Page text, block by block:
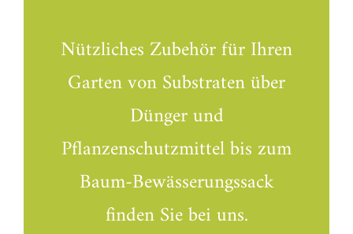
Nützliches Zubehör für Ihren
Garten von Substraten über
Dünger und
Pflanzenschutzmittel bis zum
Baum-Bewässerungssack
finden Sie bei uns.